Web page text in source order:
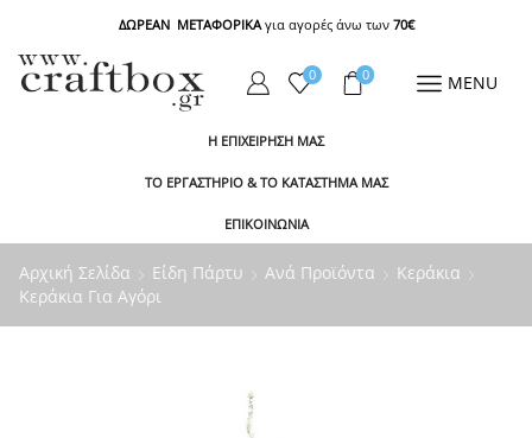
ΔΩΡΕΑΝ ΜΕΤΑΦΟΡΙΚΑγια αγορές άνω των 70€
0 0 MENU
Η ΕΠΙΧΕΙΡΗΣΗ ΜΑΣ
ΤΟ ΕΡΓΑΣΤΗΡΙΟ & ΤΟ ΚΑΤΑΣΤΗΜΑ ΜΑΣ
ΕΠΙΚΟΙΝΩΝΙΑ
Αρχική Σελίδα Είδη Πάρτυ Ανά Προϊόντα
Κεράκια
Κεράκια Για Αγόρι